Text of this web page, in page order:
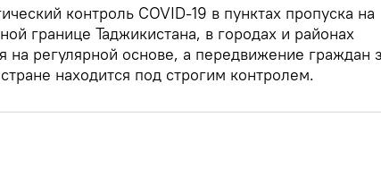
контроль COVID-19 в пунктах пропуска на
границе Таджикистана, в городах и районах
на регулярной основе, а передвижение граждан
находится под строгим контролем.